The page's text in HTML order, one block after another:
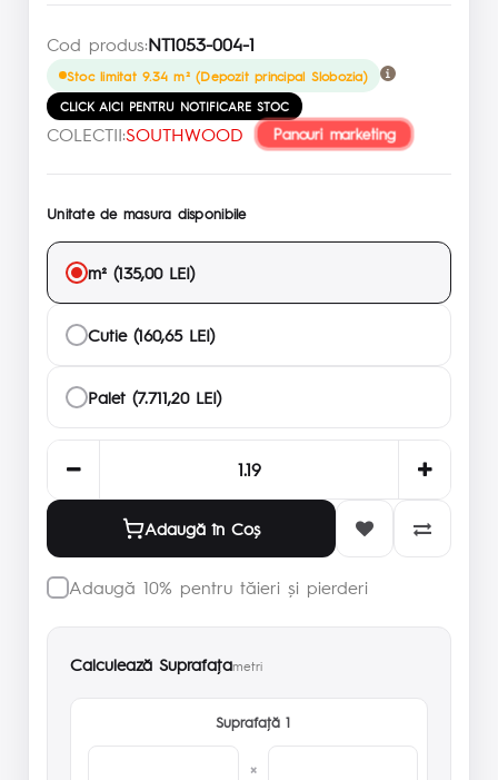
Cod produs:NT1053-004-1
Stoc limitat 9.34 m² (Depozit principal Slobozia)
CLICK AICI PENTRU NOTIFICARE STOC
COLECTII:SOUTHWOOD Panouri marketing
Unitate de masura disponibile
m² (135,00 LEI)
Cutie (160,65 LEI)
Palet (7.711,20 LEI)
Adaugă în Coş
Adaugă 10% pentru tăieri și pierderi
Calculează Suprafaţametri
Suprafaţă 1
×